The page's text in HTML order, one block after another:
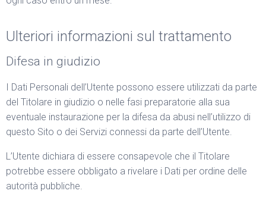
Ulteriori informazioni sul trattamento
Difesa in giudizio
I Dati Personali dell’Utente possono essere utilizzati da parte
del Titolare in giudizio o nelle fasi preparatorie alla sua
eventuale instaurazione per la difesa da abusi nell’utilizzo di
questo Sito o dei Servizi connessi da parte dell’Utente.
L’Utente dichiara di essere consapevole che il Titolare
potrebbe essere obbligato a rivelare i Dati per ordine delle
autorità pubbliche.